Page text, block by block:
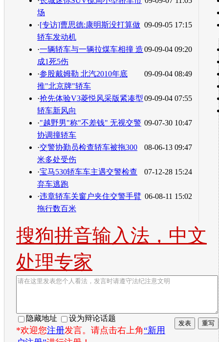
场
09-09-05 17:15
·[专访]曹思德:康明斯没打算做
轿车发动机
09-09-04 09:20
·一辆轿车与一辆拉煤车相撞 造
成1死5伤
09-09-04 08:49
·参股戴姆勒 北汽2010年底
推"北京牌"轿车
09-09-04 07:55
·抢先体验V3菱悦风采版紧凑型
轿车新风向
09-07-30 10:47
·"越野男"称"不差钱" 无视交警
协调撞轿车
08-06-13 09:47
·交警协勤员检查轿车被拖300
米多处受伤
07-12-28 15:24
·宝马530轿车车主遇交警检查
弃车逃跑
06-08-11 15:02
·违章轿车关窗户夹住交警手臂
拖行数百米
搜狗拼音输入法，中文
处理专家
隐藏地址 设为辩论话题
*欢迎您注册发言。请点击右上角“新用